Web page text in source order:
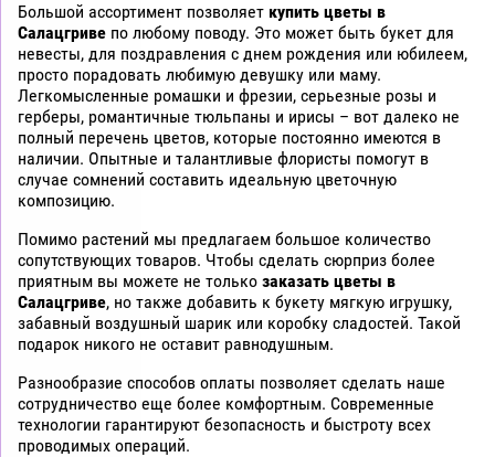
Большой ассортимент позволяет купить цветы в
Салацгриве по любому поводу. Это может быть букет для
невесты, для поздравления с днем рождения или юбилеем,
просто порадовать любимую девушку или маму.
Легкомысленные ромашки и фрезии, серьезные розы и
герберы, романтичные тюльпаны и ирисы – вот далеко не
полный перечень цветов, которые постоянно имеются в
наличии. Опытные и талантливые флористы помогут в
случае сомнений составить идеальную цветочную
композицию.
Помимо растений мы предлагаем большое количество
сопутствующих товаров. Чтобы сделать сюрприз более
приятным вы можете не только заказать цветы в
Салацгриве, но также добавить к букету мягкую игрушку,
забавный воздушный шарик или коробку сладостей. Такой
подарок никого не оставит равнодушным.
Разнообразие способов оплаты позволяет сделать наше
сотрудничество еще более комфортным. Современные
технологии гарантируют безопасность и быстроту всех
проводимых операций.